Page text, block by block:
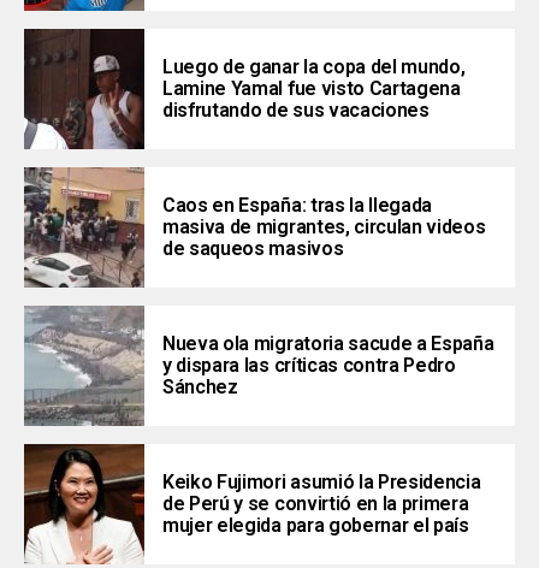
Luego de ganar la copa del mundo,
Lamine Yamal fue visto Cartagena
disfrutando de sus vacaciones
Caos en España: tras la llegada
masiva de migrantes, circulan videos
de saqueos masivos
Nueva ola migratoria sacude a España
y dispara las críticas contra Pedro
Sánchez
Keiko Fujimori asumió la Presidencia
de Perú y se convirtió en la primera
mujer elegida para gobernar el país